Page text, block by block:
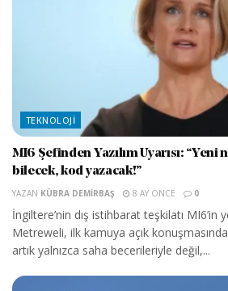
TEKNOLOJI
MI6 Şefinden Yazılım Uyarısı:
bilecek, kod yazacak!”
YAZAN KÜBRA DEMIRBAŞ 8 AY ÖNCE 0
İngiltere’nin dış istihbarat teşkilatı MI6’in
Metreweli, ilk kamuya açık
artık yalnızca saha becerileriyle değil,...